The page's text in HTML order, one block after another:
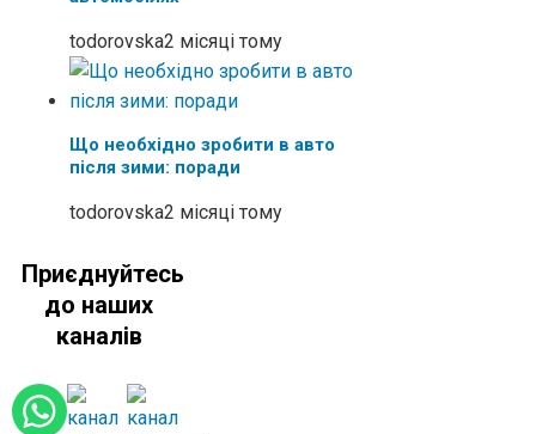
todorovska2 місяці тому
Що необхідно зробити в авто
після зими: поради
todorovska2 місяці тому
Приєднуйтесь
до наших
каналів